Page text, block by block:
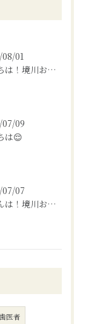
01
こんにちは！境川おとなこども歯科矯正歯科です！✨
07/09
は😌
07/07
こんばんは！境川おとなこども歯科矯正歯科です🦷✨
医者